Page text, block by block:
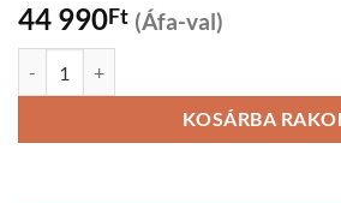
44 990Ft (Áfa-val)
KOSÁRBA